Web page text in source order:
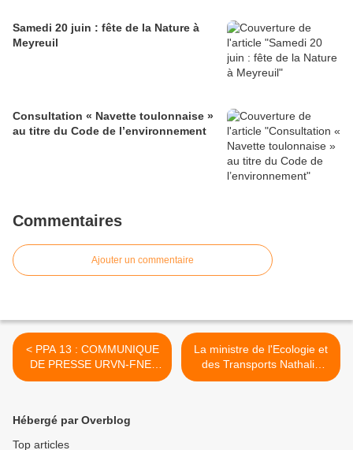
Samedi 20 juin : fête de la Nature à
Meyreuil
Consultation « Navette toulonnaise »
au titre du Code de l’environnement
Commentaires
Ajouter un commentaire
< PPA 13 : COMMUNIQUE
DE PRESSE URVN-FNE-
PACA
La ministre de l'Ecologie et
des Transports Nathalie
Kociusko-Morizet promet
Hébergé par Overblog
Top articles